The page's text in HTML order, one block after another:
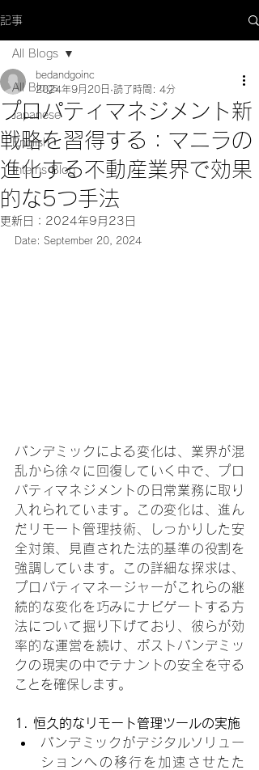
記事
All Blogs
Japanese
English
Interns Blog
All Blogs
プロパティマネジメント新
戦略を習得する：マニラの
進化する不動産業界で効果
的な5つ手法
bedandgoinc
2024年9月20日 読了時間: 4分
更新日： 2024年9月23日
Date: September 20, 2024
パンデミックによる変化は、業界が混
乱から徐々に回復していく中で、プロ
パティマネジメントの日常業務に取り
入れられています。この変化は、進ん
だリモート管理技術、しっかりした安
全対策、見直された法的基準の役割を
強調しています。この詳細な探求は、
プロパティマネージャーがこれらの継
続的な変化を巧みにナビゲートする方
法について掘り下げており、彼らが効
率的な運営を続け、ポストパンデミッ
クの現実の中でテナントの安全を守る
ことを確保します。
1. 恒久的なリモート管理ツールの実施
パンデミックがデジタルソリュー
ションへの移行を加速させたた